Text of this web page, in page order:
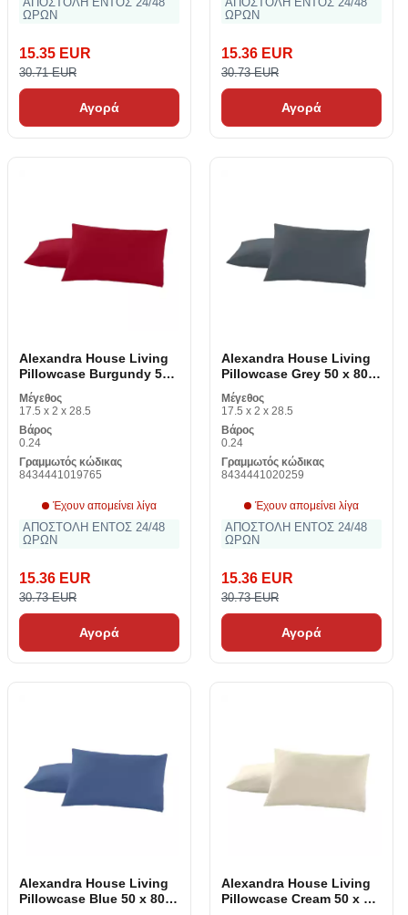
ΑΠΟΣΤΟΛΗ ΕΝΤΟΣ 24/48
ΩΡΩΝ
15.35 EUR
30.71 EUR
Αγορά
ΑΠΟΣΤΟΛΗ ΕΝΤΟΣ 24/48
ΩΡΩΝ
15.36 EUR
30.73 EUR
Αγορά
Alexandra House Living
Pillowcase Burgundy 50
x 80 cm (2 κομμάτια)
Μέγεθος
17.5 x 2 x 28.5
Βάρος
0.24
Γραμμωτός κώδικας
8434441019765
Έχουν απομείνει λίγα
ΑΠΟΣΤΟΛΗ ΕΝΤΟΣ 24/48
ΩΡΩΝ
15.36 EUR
30.73 EUR
Αγορά
Alexandra House Living
Pillowcase Grey 50 x 80
cm (2 κομμάτια)
Μέγεθος
17.5 x 2 x 28.5
Βάρος
0.24
Γραμμωτός κώδικας
8434441020259
Έχουν απομείνει λίγα
ΑΠΟΣΤΟΛΗ ΕΝΤΟΣ 24/48
ΩΡΩΝ
15.36 EUR
30.73 EUR
Αγορά
Alexandra House Living
Pillowcase Blue 50 x 80
Alexandra House Living
Pillowcase Cream 50 x 80